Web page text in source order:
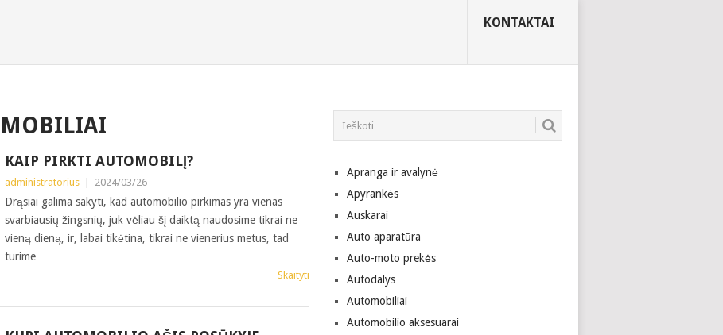
KONTAKTAI
KAIP PIRKTI AUTOMOBILĮ?
administratorius 2024/03/26
Drąsiai galima sakyti, kad automobilio pirkimas yra vienas
svarbiausių žingsnių, juk vėliau šį daiktą naudosime tikrai ne
vieną dieną, ir, labai tikėtina, tikrai ne vienerius metus, tad
turime
Skaityti
Apranga ir avalynė
Apyrankės
Auskarai
Auto aparatūra
Auto-moto prekės
Autodalys
Automobiliai
Automobilio aksesuarai